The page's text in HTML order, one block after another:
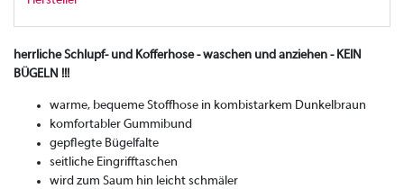
herrliche Schlupf- und Kofferhose - waschen und anziehen - KEIN
BÜGELN !!!
warme, bequeme Stoffhose in kombistarkem Dunkelbraun
komfortabler Gummibund
gepflegte Bügelfalte
seitliche Eingrifftaschen
wird zum Saum hin leicht schmäler